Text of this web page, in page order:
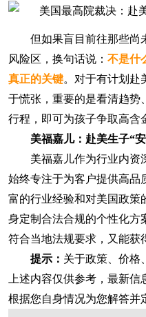
但如果盲目前往那些尚
风险区，换句话说： 不是什
真正的关键。对于有计划赴
于慌张，重要的是看清趋势
行程，即可为孩子争取高含
美福嘉儿：赴美生子“
美福嘉儿作为行业内资
始终专注于为客户提供高品
富的行业经验和对美国政策
身定制合法合规的个性化方
符合当地法规要求，又能获
提示： 关于政策、价格
上述内容仅供参考，最新
根据您自身情况为您解答并